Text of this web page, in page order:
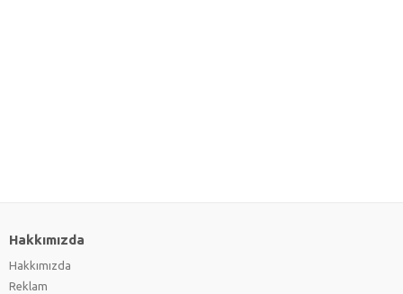
Hakkımızda
Hakkımızda
Reklam